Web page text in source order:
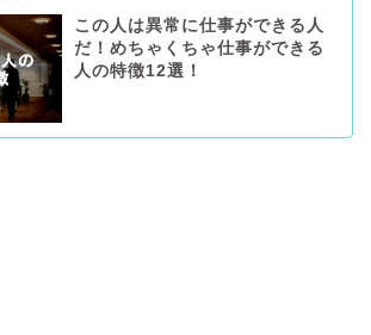
この人は異常に仕事ができる人
だ！めちゃくちゃ仕事ができる
人の特徴12選！